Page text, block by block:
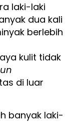
laki-laki
dua kali
berlebih
kulit tidak
di luar
banyak laki-